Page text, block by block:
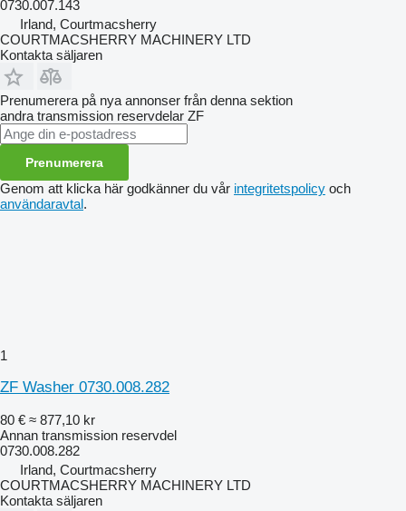
0730.007.143
Irland, Courtmacsherry
COURTMACSHERRY MACHINERY LTD
Kontakta säljaren
Prenumerera på nya annonser från denna sektion
andra transmission reservdelar ZF
Prenumerera
Genom att klicka här godkänner du vår integritetspolicy och
användaravtal.
1
ZF Washer 0730.008.282
80 € ≈ 877,10 kr
Annan transmission reservdel
0730.008.282
Irland, Courtmacsherry
COURTMACSHERRY MACHINERY LTD
Kontakta säljaren